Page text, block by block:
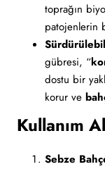
toprağın
patojenlerin
gübresi, “
dostu bir
korur ve
Kullanım
Sebze